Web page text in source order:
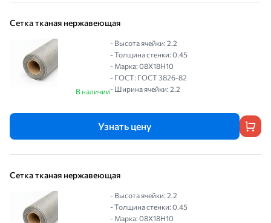
Сетка тканая нержавеющая
В наличии
- Высота ячейки: 2.2
- Толщина стенки: 0.45
- Марка: 08Х18Н10
- ГОСТ: ГОСТ 3826-82
- Ширина ячейки: 2.2
Узнать цену
Сетка тканая нержавеющая
- Высота ячейки: 2.2
- Толщина стенки: 0.45
- Марка: 08Х18Н10